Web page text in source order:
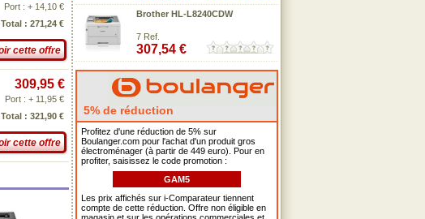
Port : + 14,10 €
: 271,24 €
cette offre
309,95 €
Port : + 11,95 €
: 321,90 €
cette offre
Brother HL-L8240CDW
7 Ref.
307,54 €
5% de réduction
Profitez d'une réduction de 5% sur
Boulanger.com pour l'achat d'un produit gros
électroménager (à partir de 449 euro). Pour en
profiter, saisissez le code promotion :
GAM5
Les prix affichés sur i-Comparateur tiennent
compte de cette réduction. Offre non éligible en